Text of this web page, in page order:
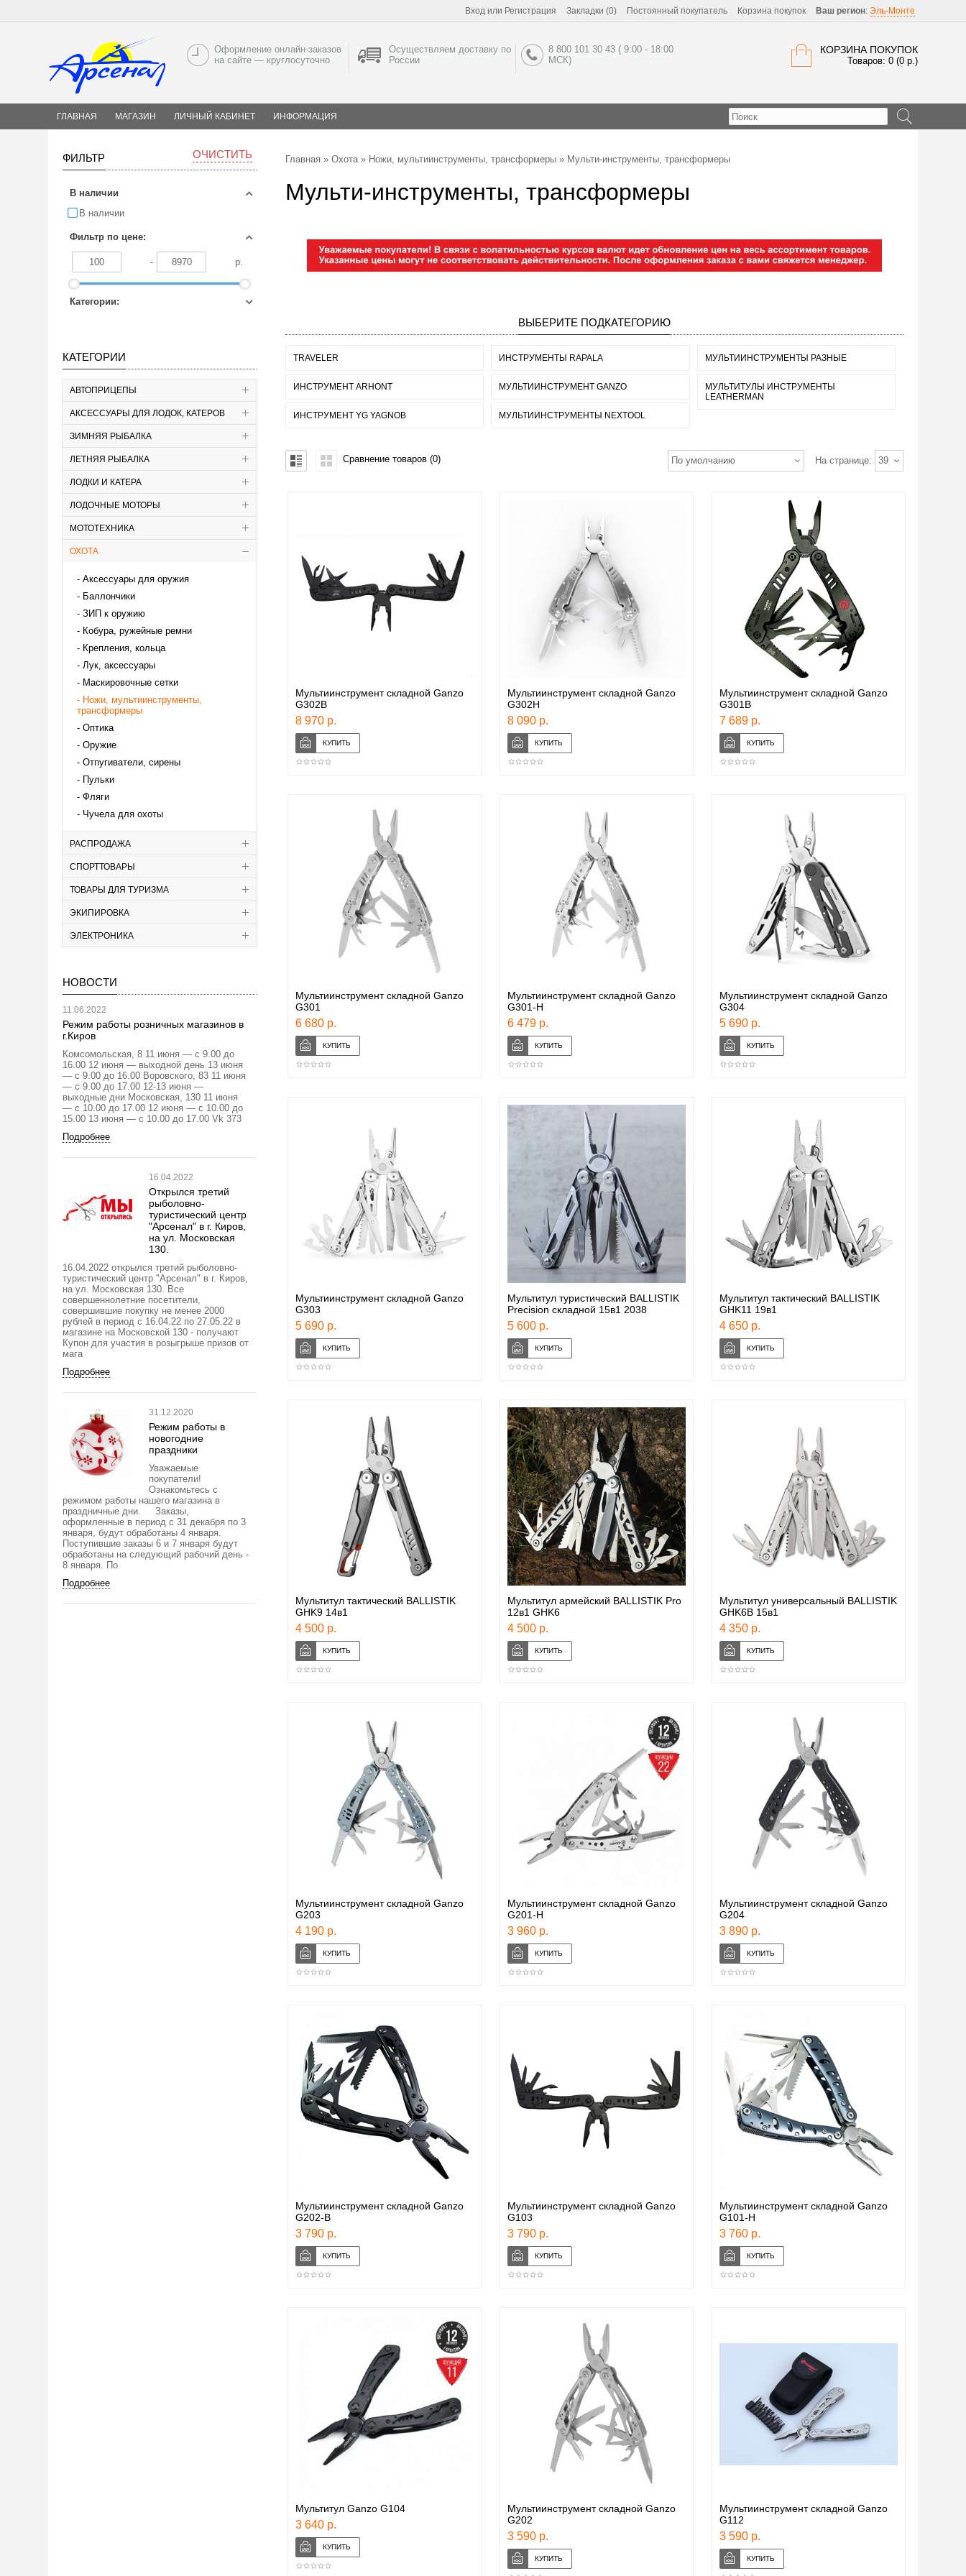
Вход или Регистрация Закладки (0) Постоянный покупатель Корзина покупок Ваш регион: Эль-Монте
КОРЗИНА ПОКУПОК
Товаров: 0 (0 р.)
Оформление онлайн-заказов
на сайте — круглосуточно
Осуществляем доставку по
России
8 800 101 30 43 ( 9:00 - 18:00
МСК)
ГЛАВНАЯ МАГАЗИН ЛИЧНЫЙ КАБИНЕТ ИНФОРМАЦИЯ
ФИЛЬТР ОЧИСТИТЬ
В наличии
В наличии
Фильтр по цене:
- р.
Категории:
КАТЕГОРИИ
АВТОПРИЦЕПЫ
АКСЕССУАРЫ ДЛЯ ЛОДОК, КАТЕРОВ
ЗИМНЯЯ РЫБАЛКА
ЛЕТНЯЯ РЫБАЛКА
ЛОДКИ И КАТЕРА
ЛОДОЧНЫЕ МОТОРЫ
МОТОТЕХНИКА
ОХОТА
Аксессуары для оружия
Баллончики
ЗИП к оружию
Кобура, ружейные ремни
Крепления, кольца
Лук, аксессуары
Маскировочные сетки
Ножи, мультиинструменты,
трансформеры
Оптика
Оружие
Отпугиватели, сирены
Пульки
Фляги
Чучела для охоты
РАСПРОДАЖА
СПОРТТОВАРЫ
ТОВАРЫ ДЛЯ ТУРИЗМА
ЭКИПИРОВКА
ЭЛЕКТРОНИКА
НОВОСТИ
11.06.2022
Режим работы розничных магазинов в
г.Киров
Комсомольская, 8 11 июня — с 9.00 до
16.00 12 июня — выходной день 13 июня
— с 9.00 до 16.00 Воровского, 83 11 июня
— с 9.00 до 17.00 12-13 июня —
выходные дни Московская, 130 11 июня
— с 10.00 до 17.00 12 июня — с 10.00 до
15.00 13 июня — с 10.00 до 17.00 Vk 373
Подробнее
16.04.2022
Открылся третий
рыболовно-
туристический центр
"Арсенал" в г. Киров,
на ул. Московская
130.
16.04.2022 открылся третий рыболовно-
туристический центр "Арсенал" в г. Киров,
на ул. Московская 130. Все
совершеннолетние посетители,
совершившие покупку не менее 2000
рублей в период с 16.04.22 по 27.05.22 в
магазине на Московской 130 - получают
Купон для участия в розыгрыше призов от
мага
Подробнее
31.12.2020
Режим работы в
новогодние
праздники
Уважаемые
покупатели!
Ознакомьтесь с
режимом работы нашего магазина в
праздничные дни. Заказы,
оформленные в период с 31 декабря по 3
января, будут обработаны 4 января.
Поступившие заказы 6 и 7 января будут
обработаны на следующий рабочий день -
8 января. По
Подробнее
Главная » Охота» Ножи, мультиинструменты, трансформеры » Мульти-инструменты, трансформеры
Мульти-инструменты, трансформеры
ВЫБЕРИТЕ ПОДКАТЕГОРИЮ
TRAVELER
ИНСТРУМЕНТ ARHONT
ИНСТРУМЕНТ YG YAGNOB
ИНСТРУМЕНТЫ RAPALA
МУЛЬТИИНСТРУМЕНТ GANZO
МУЛЬТИИНСТРУМЕНТЫ NEXTOOL
МУЛЬТИИНСТРУМЕНТЫ РАЗНЫЕ
МУЛЬТИТУЛЫ ИНСТРУМЕНТЫ
LEATHERMAN
На странице: 39
По умолчанию
Сравнение товаров (0)
Мультиинструмент складной Ganzo
G302B
8 970 р.
Мультиинструмент складной Ganzo
G302H
8 090 р.
Мультиинструмент складной Ganzo
G301B
7 689 р.
Мультиинструмент складной Ganzo
G301
6 680 р.
Мультиинструмент складной Ganzo
G301-H
6 479 р.
Мультиинструмент складной Ganzo
G304
5 690 р.
Мультиинструмент складной Ganzo
G303
5 690 р.
Мультитул туристический BALLISTIK
Precision складной 15в1 2038
5 600 р.
Мультитул тактический BALLISTIK
GHK11 19в1
4 650 р.
Мультитул тактический BALLISTIK
GHK9 14в1
4 500 р.
Мультитул армейский BALLISTIK Pro
12в1 GHK6
4 500 р.
Мультитул универсальный BALLISTIK
GHK6В 15в1
4 350 р.
Мультиинструмент складной Ganzo
G203
4 190 р.
Мультиинструмент складной Ganzo
G201-H
3 960 р.
Мультиинструмент складной Ganzo
G204
3 890 р.
Мультиинструмент складной Ganzo
G202-B
3 790 р.
Мультиинструмент складной Ganzo
G103
3 790 р.
Мультиинструмент складной Ganzo
G101-H
3 760 р.
Мультитул Ganzo G104
3 640 р.
Мультиинструмент складной Ganzo
G202
3 590 р.
Мультиинструмент складной Ganzo
G112
3 590 р.